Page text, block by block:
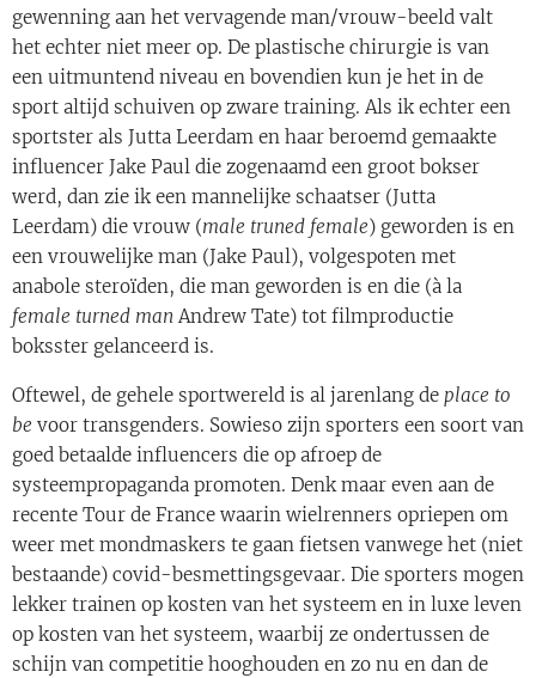
gewenning aan het vervagende man/vrouw-beeld valt
het echter niet meer op. De plastische chirurgie is van
een uitmuntend niveau en bovendien kun je het in de
sport altijd schuiven op zware training. Als ik echter een
sportster als Jutta Leerdam en haar beroemd gemaakte
influencer Jake Paul die zogenaamd een groot bokser
werd, dan zie ik een mannelijke schaatser (Jutta
Leerdam) die vrouw (male truned female) geworden is en
een vrouwelijke man (Jake Paul), volgespoten met
anabole steroïden, die man geworden is en die (à la
female turned man Andrew Tate) tot filmproductie
boksster gelanceerd is.
Oftewel, de gehele sportwereld is al jarenlang de place to
be voor transgenders. Sowieso zijn sporters een soort van
goed betaalde influencers die op afroep de
systeempropaganda promoten. Denk maar even aan de
recente Tour de France waarin wielrenners opriepen om
weer met mondmaskers te gaan fietsen vanwege het (niet
bestaande) covid-besmettingsgevaar. Die sporters mogen
lekker trainen op kosten van het systeem en in luxe leven
op kosten van het systeem, waarbij ze ondertussen de
schijn van competitie hooghouden en zo nu en dan de